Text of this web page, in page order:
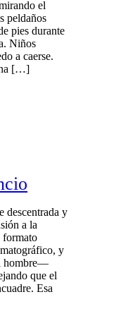
el
peldaños
pies durante
Niños
a caerse.
[…]
descentrada y
a la
formato
y
hombre—
que el
Esa